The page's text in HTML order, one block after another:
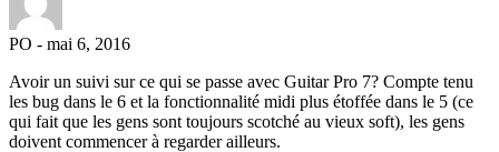
PO - mai 6, 2016
Avoir un suivi sur ce qui se passe avec Guitar Pro 7? Compte tenu
les bug dans le 6 et la fonctionnalité midi plus étoffée dans le 5 (ce
qui fait que les gens sont toujours scotché au vieux soft), les gens
doivent commencer à regarder ailleurs.